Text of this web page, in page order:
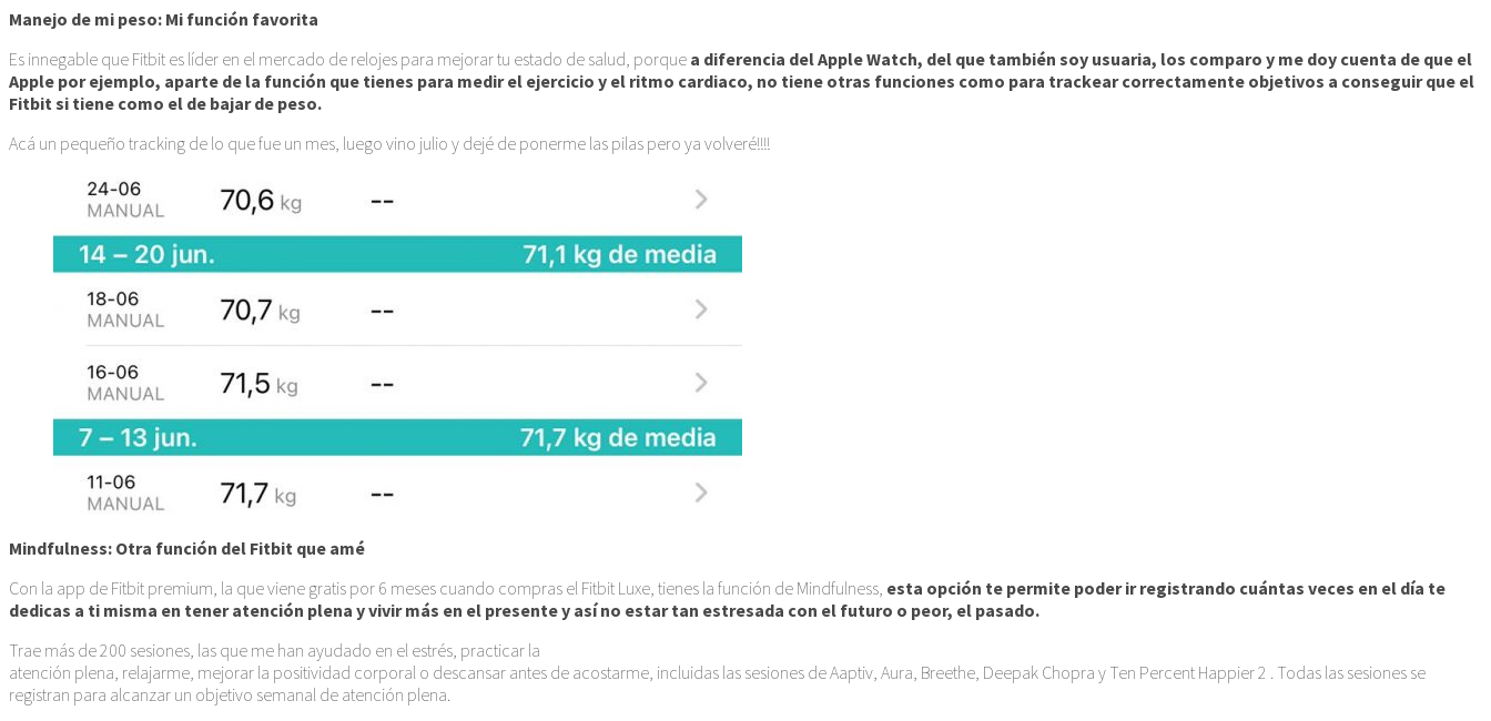
Manejo de mi peso: Mi función favorita
Es innegable que Fitbit es líder en el mercado de relojes para mejorar tu estado de salud, porque a diferencia del Apple Watch, del que también soy usuaria, los comparo y me doy cuenta de que el
Apple por ejemplo, aparte de la función que tienes para medir el ejercicio y el ritmo cardiaco, no tiene otras funciones como para trackear correctamente objetivos a conseguir que el
Fitbit si tiene como el de bajar de peso.
Acá un pequeño tracking de lo que fue un mes, luego vino julio y dejé de ponerme las pilas pero ya volveré!!!!
Mindfulness: Otra función del Fitbit que amé
Con la app de Fitbit premium, la que viene gratis por 6 meses cuando compras el Fitbit Luxe, tienes la función de Mindfulness, esta opción te permite poder ir registrando cuántas veces en el día te
dedicas a ti misma en tener atención plena y vivir más en el presente y así no estar tan estresada con el futuro o peor, el pasado.
Trae más de 200 sesiones, las que me han ayudado en el estrés, practicar la
atención plena, relajarme, mejorar la positividad corporal o descansar antes de acostarme, incluidas las sesiones de Aaptiv, Aura, Breethe, Deepak Chopra y Ten Percent Happier 2 . Todas las sesiones se
registran para alcanzar un objetivo semanal de atención plena.